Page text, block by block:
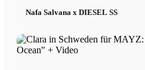
Modemarken
Wiki
Nafa Salvana x DIESEL SS